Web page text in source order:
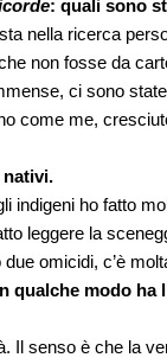
: quali sono
nella ricerca
non fosse da
ci sono
come me,
nativi.
indigeni ho fatto
leggere la
omicidi, c’è
qualche modo
Il senso è che la